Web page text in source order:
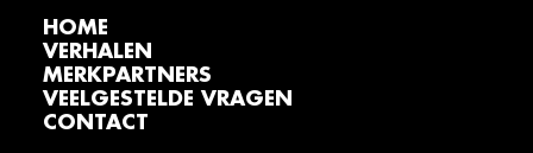
HOME
VERHALEN
MERKPARTNERS
VEELGESTELDE VRAGEN
CONTACT